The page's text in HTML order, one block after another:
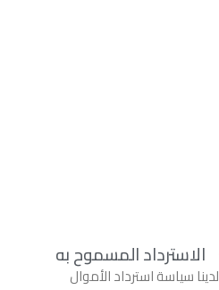
الاسترداد المسموح به
لدينا سياسة استرداد الأموال